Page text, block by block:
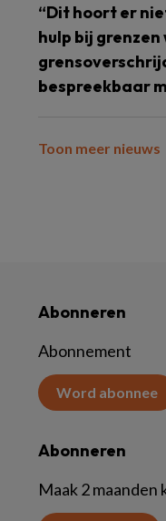
“Dit hoort er
hulp bij grenzen
bespreekbaar
Toon meer nieuws
Abonneren
Abonnement
Word abonnee
Abonneren
Maak 2 maanden